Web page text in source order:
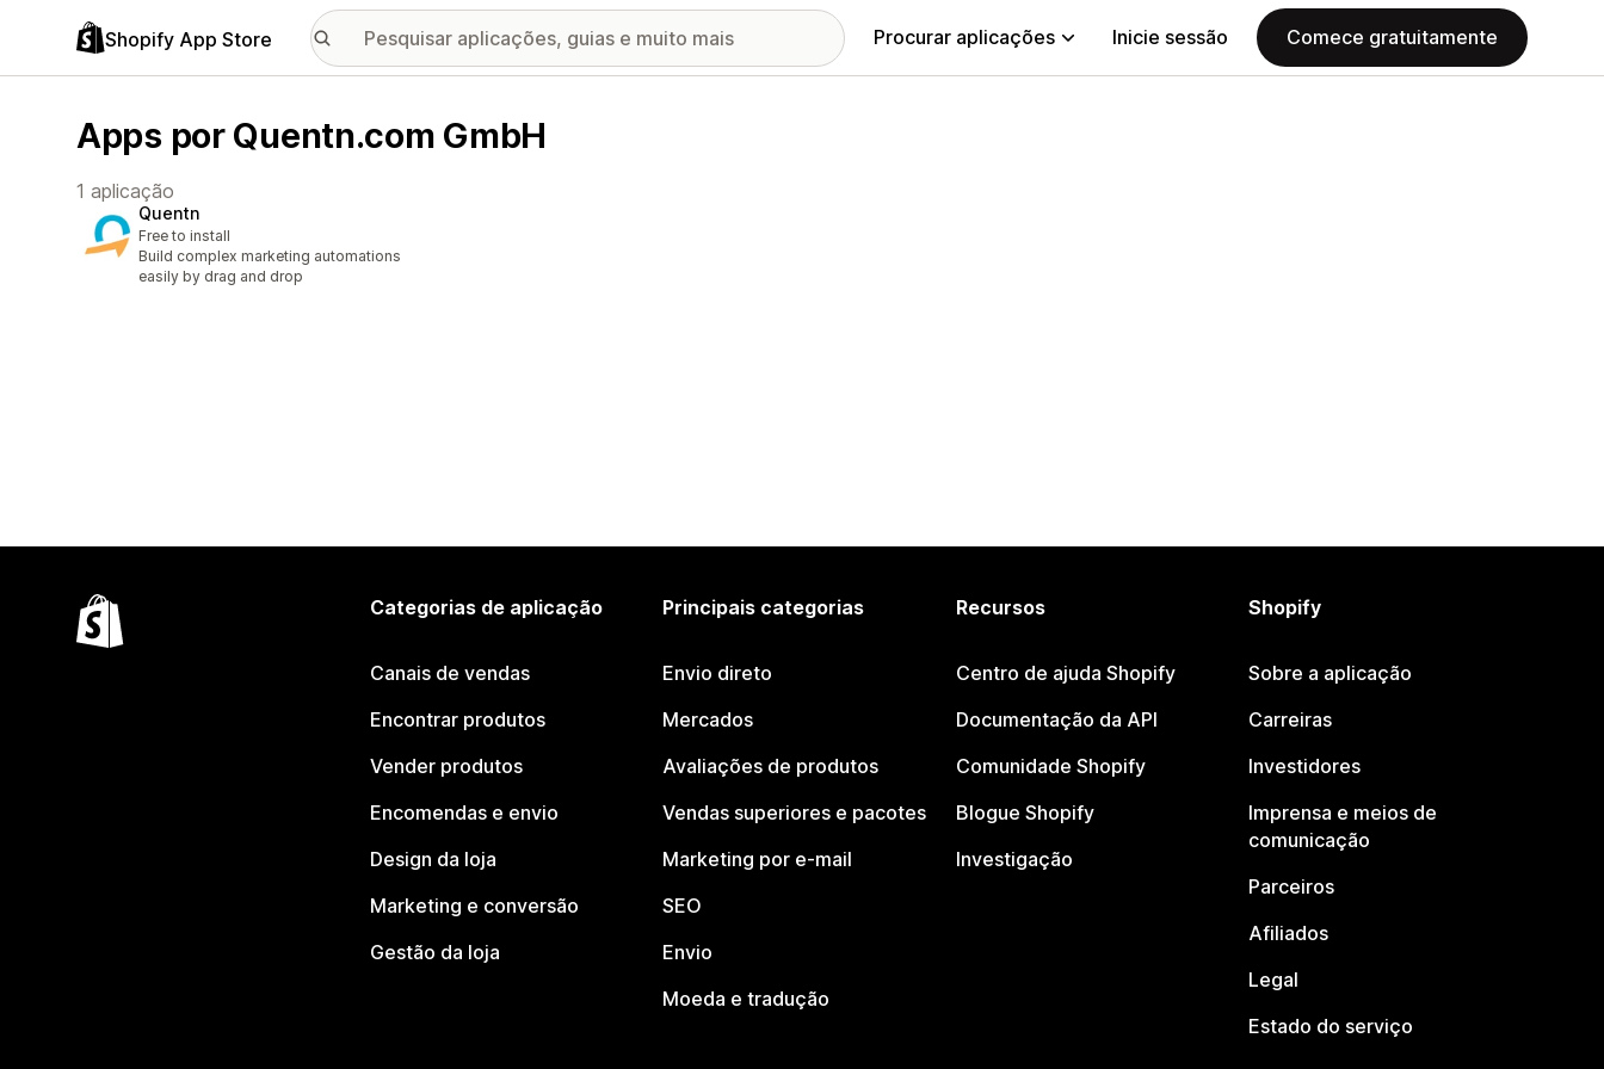
Shopify App Store Procurar aplicações Inicie sessão Comece gratuitamente
Apps por Quentn.com GmbH
1 aplicação
Quentn
Free to install
Build complex marketing automations
easily by drag and drop
Categorias de aplicação
Canais de vendas
Encontrar produtos
Vender produtos
Encomendas e envio
Design da loja
Marketing e conversão
Gestão da loja
Principais categorias
Envio direto
Mercados
Avaliações de produtos
Vendas superiores e pacotes
Marketing por e-mail
SEO
Envio
Moeda e tradução
Recursos
Centro de ajuda Shopify
Documentação da API
Comunidade Shopify
Blogue Shopify
Investigação
Shopify
Sobre a aplicação
Carreiras
Investidores
Imprensa e meios de
comunicação
Parceiros
Afiliados
Legal
Estado do serviço